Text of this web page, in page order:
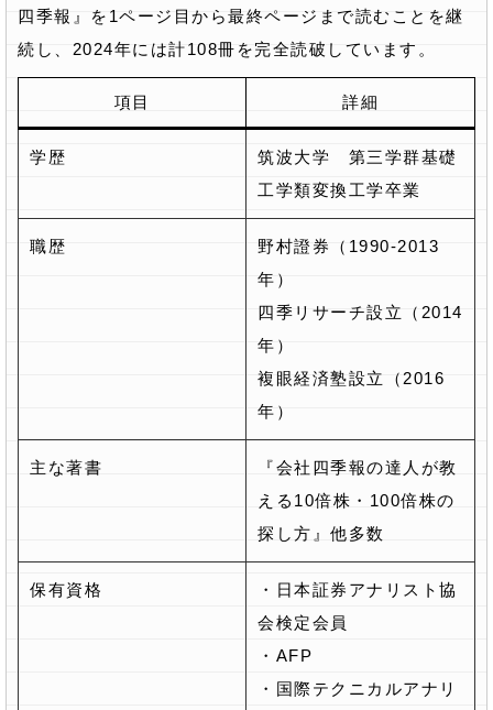
四季報』を1ページ目から最終ページまで読むことを継
続し、2024年には計108冊を完全読破しています。
項目 詳細
学歴
筑波大学 第三学群基礎
工学類変換工学卒業
職歴
野村證券（1990-2013
年）
四季リサーチ設立（2014
年）
複眼経済塾設立（2016
年）
主な著書
『会社四季報の達人が教
える10倍株・100倍株の
探し方』他多数
保有資格
・日本証券アナリスト協
会検定会員
・AFP
・国際テクニカルアナリ